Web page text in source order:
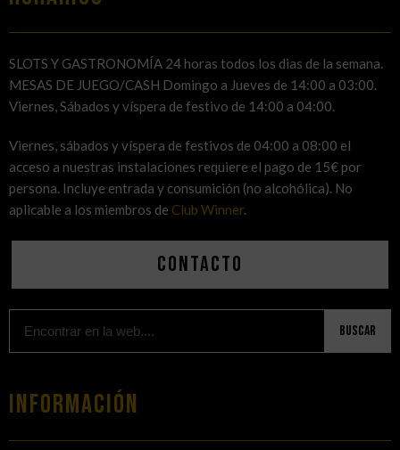
SLOTS Y GASTRONOMÍA 24 horas todos los dias de la semana.
MESAS DE JUEGO/CASH Domingo a Jueves de 14:00 a 03:00.
Viernes, Sábados y víspera de festivo de 14:00 a 04:00.
Viernes, sábados y víspera de festivos de 04:00 a 08:00 el
acceso a nuestras instalaciones requiere el pago de 15€ por
persona. Incluye entrada y consumición (no alcohólica). No
aplicable a los miembros de Club Winner.
Contacto
Buscar
Información